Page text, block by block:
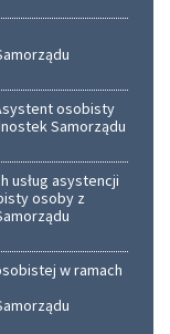
osobisty
Samorządu
usług asystencji
osoby z
w ramach